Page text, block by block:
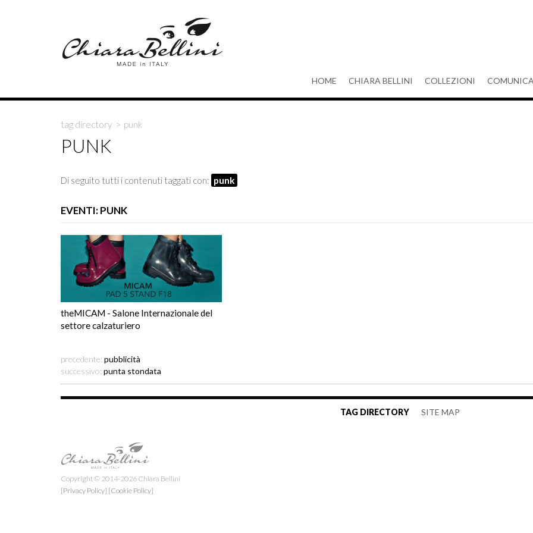
HOME CHIARA BELLINI COLLEZIONI
tag directory > punk
PUNK
Di seguito tutti i contenuti taggati con: punk
EVENTI: PUNK
theMICAM - Salone Internazionale del
settore calzaturiero
precedente: pubblicità
successivo: punta stondata
TAG DIRECTORY SITE MAP
Copyright © 2014-2026 Chiara Bellini
[Privacy Policy] [Cookie Policy]